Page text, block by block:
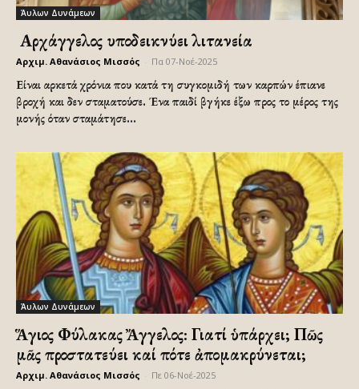
Άυλων Δυνάμεων
Ὁ Αρχάγγελος υποδεικνύει λιτανεία
Αρχιμ. Αθανάσιος Μισσός Πα 07-Νοέ-2025
Είναι αρκετά χρόνια που κατά τη συγκομιδή των καρπών έπιανε
βροχή και δεν σταματούσε. Ένα παιδί βγήκε έξω προς το μέρος της
μονής όταν σταμάτησε...
Άυλων Δυνάμεων
Ἅγιος Φύλακας Ἄγγελος: Γιατί ὑπάρχει; Πῶς
μᾶς προστατεύει καί πότε ἀπομακρύνεται;
Αρχιμ. Αθανάσιος Μισσός Πε 06-Νοέ-2025